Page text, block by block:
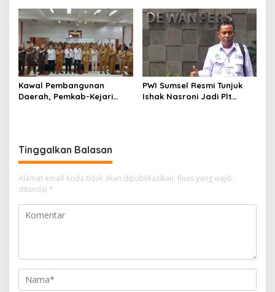
Kelola Keuangan
Kawal Pembangunan
Daerah, Pemkab-Kejari
PWI Sumsel Resmi Tunjuk
Ishak Nasroni Jadi Plt
Tinggalkan Balasan
Alamat email Anda tidak akan dipublikasikan. Ruas yang wajib
ditandai *